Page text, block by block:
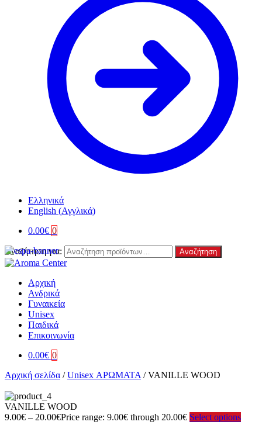
Ελληνικά
English (Αγγλικά)
0.00€ 0
Αναζήτηση για: Αναζήτηση
Αρχική
Ανδρικά
Γυναικεία
Unisex
Παιδικά
Επικοινωνία
0.00€ 0
Αρχική σελίδα /Unisex ΑΡΩΜΑΤΑ /VANILLE WOOD
VANILLE WOOD
9.00€ – 20.00€Price range: 9.00€ through 20.00€ Select options